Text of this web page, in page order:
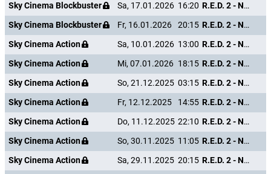
Sky Cinema Blockbuster
Sa, 17.01.2026 16:20
R.E.D. 2 - Noch Älter. Härter. Besser.
Sky Cinema Blockbuster
Fr, 16.01.2026 20:15
R.E.D. 2 - Noch Älter. Härter. Besser.
Sky Cinema Action
Sa, 10.01.2026 13:00
R.E.D. 2 - Noch Älter. Härter. Besser.
Sky Cinema Action
Mi, 07.01.2026 18:15
R.E.D. 2 - Noch Älter. Härter. Besser.
Sky Cinema Action
So, 21.12.2025 03:15
R.E.D. 2 - Noch Älter. Härter. Besser.
Sky Cinema Action
Fr, 12.12.2025 14:55
R.E.D. 2 - Noch Älter. Härter. Besser.
Sky Cinema Action
Do, 11.12.2025 22:10
R.E.D. 2 - Noch Älter. Härter. Besser.
Sky Cinema Action
So, 30.11.2025 11:05
R.E.D. 2 - Noch Älter. Härter. Besser.
Sky Cinema Action
Sa, 29.11.2025 20:15
R.E.D. 2 - Noch Älter. Härter. Besser.